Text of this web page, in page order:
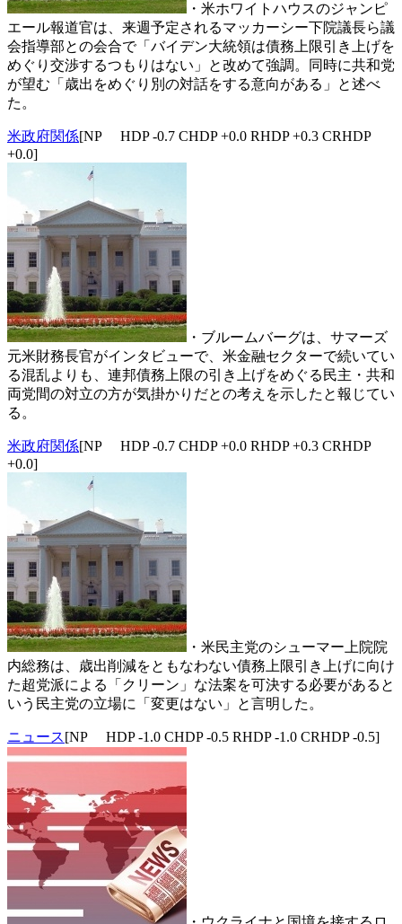
・米ホワイトハウスのジャンピ
エール報道官は、来週予定されるマッカーシー下院議長ら議
会指導部との会合で「バイデン大統領は債務上限引き上げを
めぐり交渉するつもりはない」と改めて強調。同時に共和党
が望む「歳出をめぐり別の対話をする意向がある」と述べ
た。
米政府関係[NP HDP -0.7 CHDP +0.0 RHDP +0.3 CRHDP
+0.0]
・ブルームバーグは、サマーズ
元米財務長官がインタビューで、米金融セクターで続いてい
る混乱よりも、連邦債務上限の引き上げをめぐる民主・共和
両党間の対立の方が気掛かりだとの考えを示したと報じてい
る。
米政府関係[NP HDP -0.7 CHDP +0.0 RHDP +0.3 CRHDP
+0.0]
・米民主党のシューマー上院院
内総務は、歳出削減をともなわない債務上限引き上げに向け
た超党派による「クリーン」な法案を可決する必要があると
いう民主党の立場に「変更はない」と言明した。
ニュース[NP HDP -1.0 CHDP -0.5 RHDP -1.0 CRHDP -0.5]